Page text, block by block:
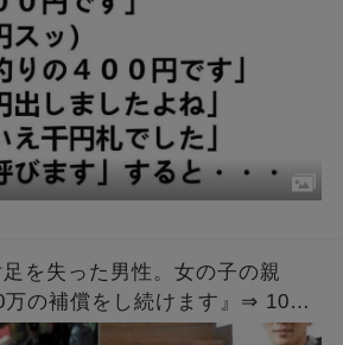
を失った男性。女の子の親
万の補償をし続けます』⇒ 10年
婚すると聞いた男性は・・・